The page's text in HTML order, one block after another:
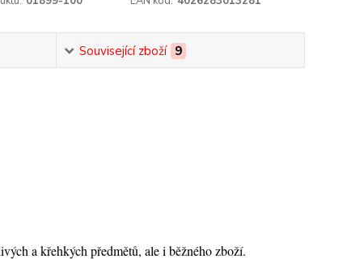
Související zboží 9
a křehkých předmětů, ale i běžného zboží.